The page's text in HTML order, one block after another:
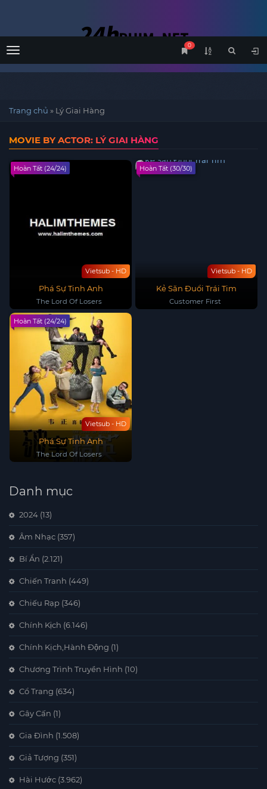
Menu
0
Trang chủ » Lý Giai Hàng
MOVIE BY ACTOR: LÝ GIAI HÀNG
Vietsub - HD
Hoàn Tất (24/24)
Phá Sự Tinh Anh
The Lord Of Losers
Vietsub - HD
Hoàn Tất (30/30)
Kẻ Săn Đuổi Trái Tim
Customer First
Vietsub - HD
Hoàn Tất (24/24)
Phá Sự Tinh Anh
The Lord Of Losers
Danh mục
2024 (13)
Âm Nhạc (357)
Bí Ẩn (2.121)
Chiến Tranh (449)
Chiếu Rạp (346)
Chính Kịch (6.146)
Chính Kịch,Hành Động (1)
Chương Trình Truyền Hình (10)
Cổ Trang (634)
Gây Cấn (1)
Gia Đình (1.508)
Giả Tượng (351)
Hài Hước (3.962)